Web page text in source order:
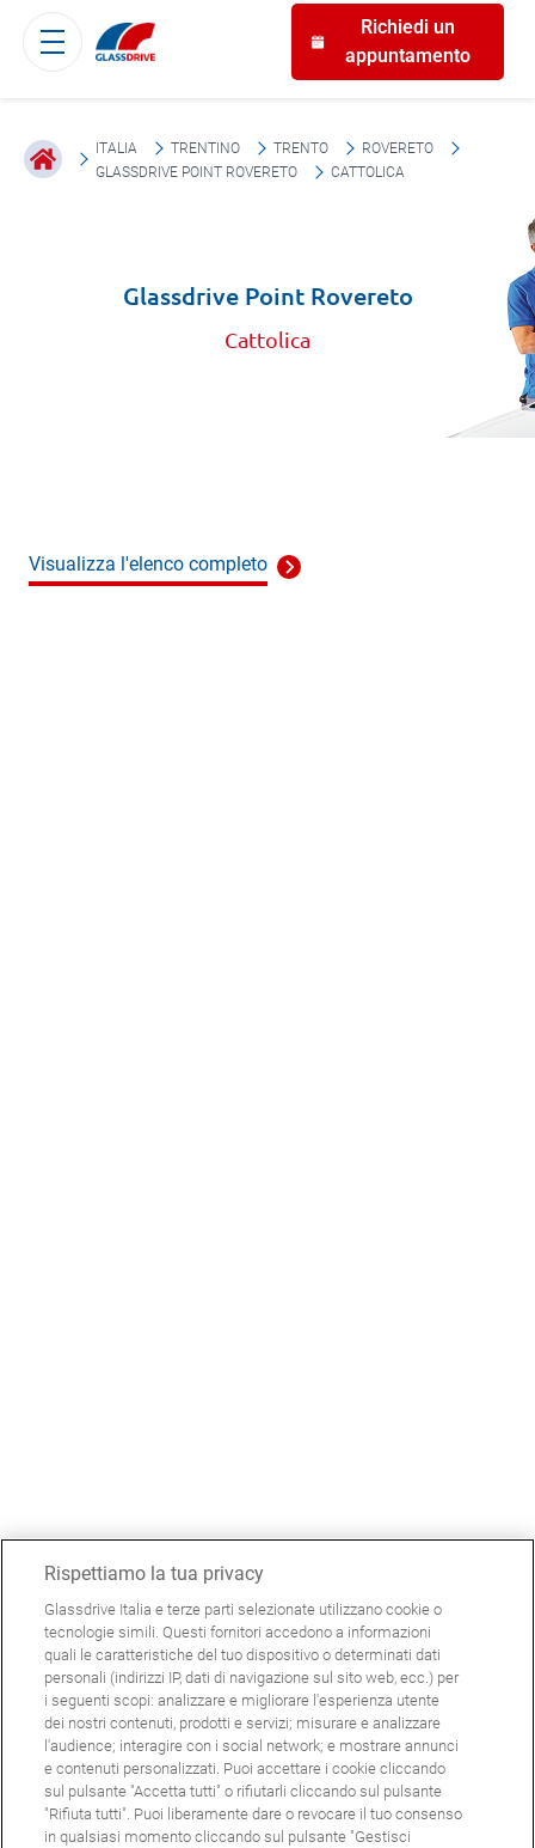
Richiedi un
appuntamento
ITALIA TRENTINO TRENTO
ROVERETO
GLASSDRIVE POINT ROVERETO
CATTOLICA
Glassdrive Point Rovereto
Cattolica
Visualizza l'elenco completo
Rispettiamo la tua privacy
Glassdrive Italia e terze parti selezionate utilizzano cookie o
tecnologie simili. Questi fornitori accedono a informazioni
quali le caratteristiche del tuo dispositivo o determinati dati
personali (indirizzi IP, dati di navigazione sul sito web, ecc.) per
i seguenti scopi: analizzare e migliorare l'esperienza utente
dei nostri contenuti, prodotti e servizi; misurare e analizzare
l'audience; interagire con i social network; e mostrare annunci
e contenuti personalizzati. Puoi accettare i cookie cliccando
sul pulsante "Accetta tutti" o rifiutarli cliccando sul pulsante
"Rifiuta tutti". Puoi liberamente dare o revocare il tuo consenso
in qualsiasi momento cliccando sul pulsante "Gestisci